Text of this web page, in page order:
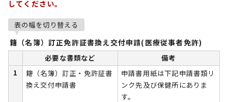
してください。
表の幅を切り替える
籍（名簿）訂正免許証書換え交付申請(医療従事者免許)
必要な書類など
備考
1
籍（名簿）訂正・免許証書
換え交付申請書
申請書用紙は下記申請書類リ
ンク先及び保健所にありま
す。